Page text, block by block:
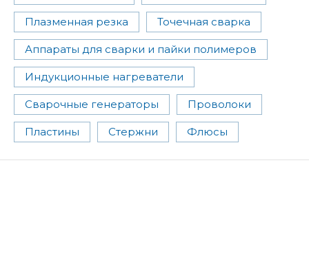
Плазменная резка Точечная сварка
Аппараты для сварки и пайки полимеров
Индукционные нагреватели
Сварочные генераторы Проволоки
Пластины Стержни Флюсы